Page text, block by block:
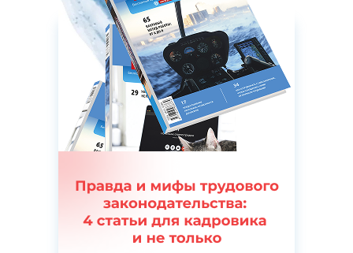
Новости
Подписаться
Инструкция по кадровому
оформления и ведения трудовых
книжек